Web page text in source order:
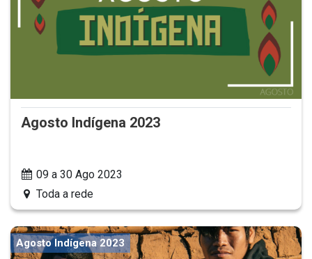
Agosto Indígena 2023
09 a 30 Ago 2023
Toda a rede
Agosto Indígena 2023